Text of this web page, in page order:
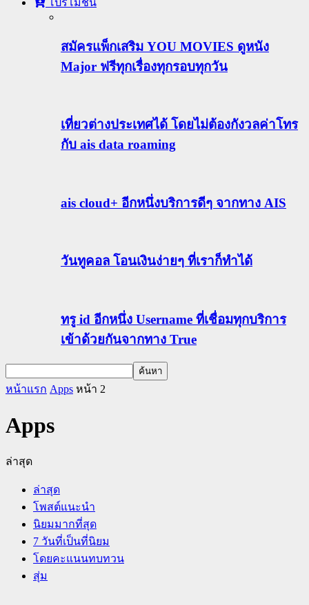
โปรโมชั่น
สมัครแพ็กเสริม YOU MOVIES ดูหนัง
Major ฟรีทุกเรื่องทุกรอบทุกวัน
เที่ยวต่างประเทศได้ โดยไม่ต้องกังวลค่าโทร
กับ ais data roaming
ais cloud+ อีกหนึ่งบริการดีๆ จากทาง AIS
วันทูคอล โอนเงินง่ายๆ ที่เราก็ทำได้
ทรู id อีกหนึ่ง Username ที่เชื่อมทุกบริการ
เข้าด้วยกันจากทาง True
หน้าแรก Apps หน้า 2
Apps
ล่าสุด
ล่าสุด
โพสต์แนะนำ
นิยมมากที่สุด
7 วันที่เป็นที่นิยม
โดยคะแนนทบทวน
สุ่ม